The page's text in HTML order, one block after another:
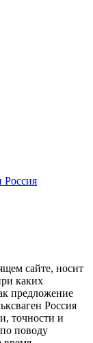
Россия
сайте, носит
каких
предложение
Россия
точности и
поводу